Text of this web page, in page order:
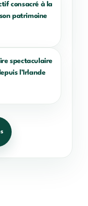
consacré à la
patrimoine
spectaculaire
l’Irlande